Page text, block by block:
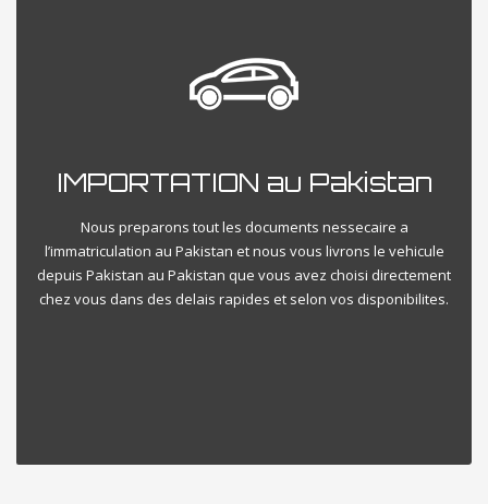
IMPORTATION au Pakistan
Nous preparons tout les documents nessecaire a
l’immatriculation au Pakistan et nous vous livrons le vehicule
depuis Pakistan au Pakistan que vous avez choisi directement
chez vous dans des delais rapides et selon vos disponibilites.